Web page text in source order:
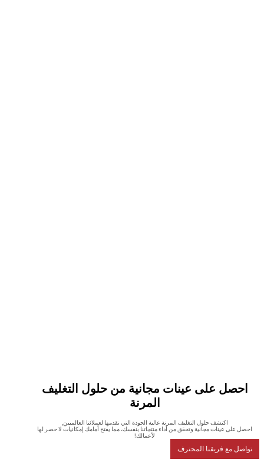
على عينات مجانية من حلول التغليف
المرنة
اكتشف حلول التغليف المرنة عالية الجودة التي نقدمها لعملائنا العالميين,
عينات مجانية وتحقق من أداء منتجاتنا بنفسك، مما يفتح أمامك إمكانيات لا حصر لها
مع فريقنا المحترف